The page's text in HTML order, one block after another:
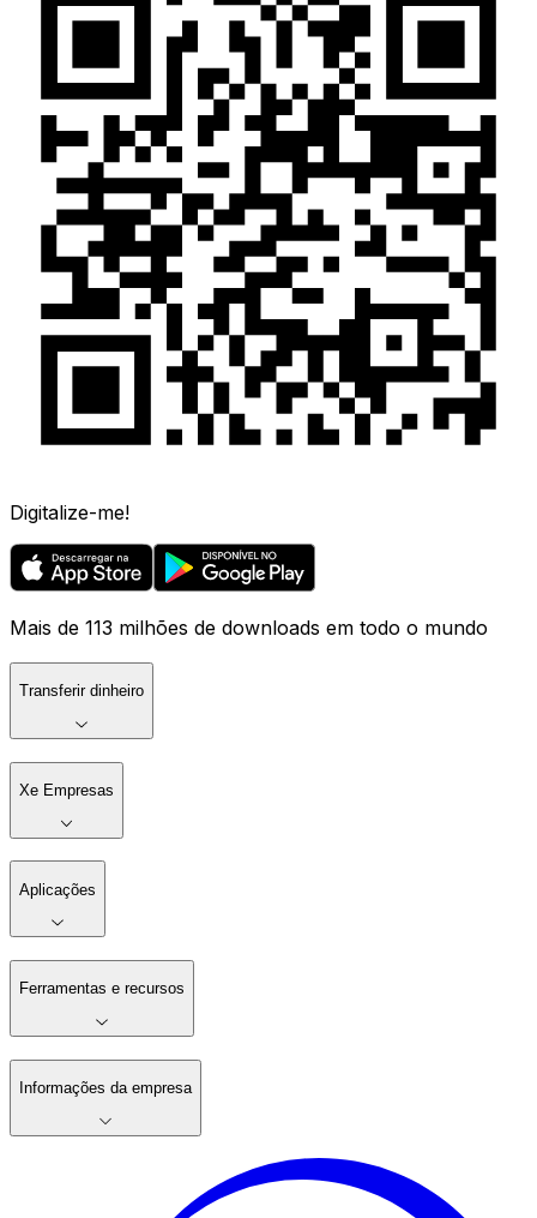
Digitalize-me!
Mais de 113 milhões de downloads em todo o mundo
Transferir dinheiro
Xe Empresas
Aplicações
Ferramentas e recursos
Informações da empresa